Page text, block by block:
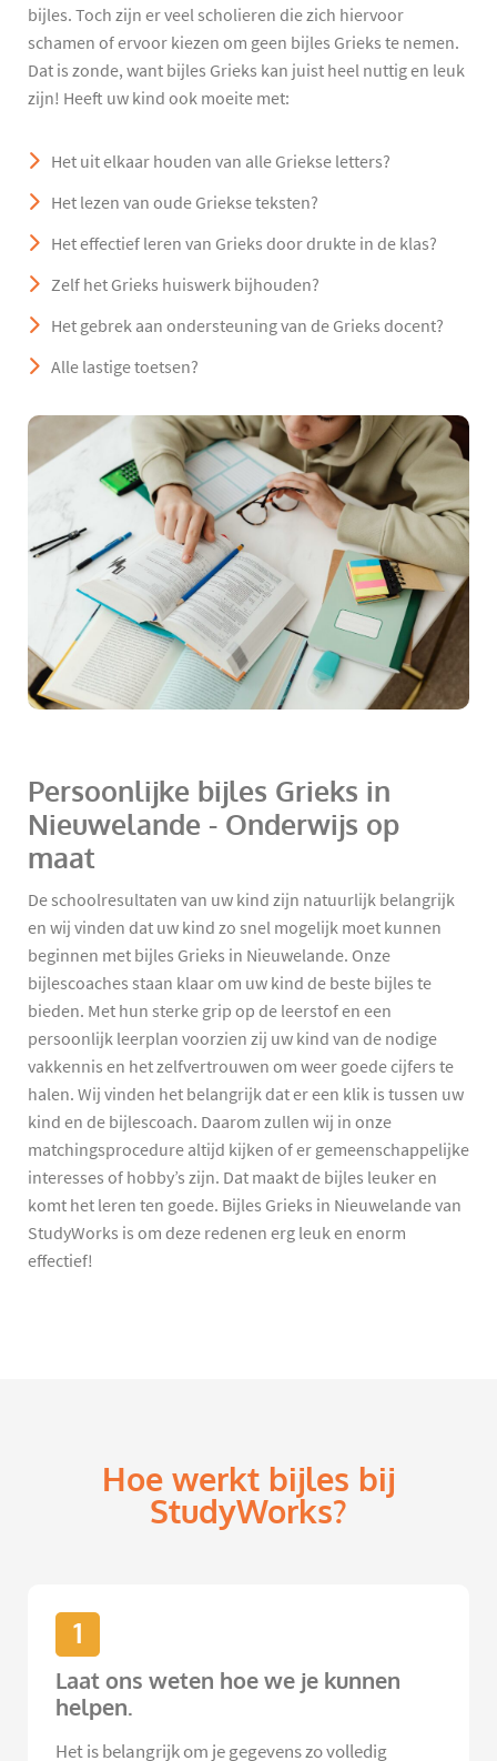
bijles. Toch zijn er veel scholieren die zich hiervoor
schamen of ervoor kiezen om geen bijles Grieks te nemen.
Dat is zonde, want bijles Grieks kan juist heel nuttig en leuk
zijn! Heeft uw kind ook moeite met:
Het uit elkaar houden van alle Griekse letters?
Het lezen van oude Griekse teksten?
Het effectief leren van Grieks door drukte in de klas?
Zelf het Grieks huiswerk bijhouden?
Het gebrek aan ondersteuning van de Grieks docent?
Alle lastige toetsen?
Persoonlijke bijles Grieks in
Nieuwelande - Onderwijs op
maat
De schoolresultaten van uw kind zijn natuurlijk belangrijk
en wij vinden dat uw kind zo snel mogelijk moet kunnen
beginnen met bijles Grieks in Nieuwelande. Onze
bijlescoaches staan klaar om uw kind de beste bijles te
bieden. Met hun sterke grip op de leerstof en een
persoonlijk leerplan voorzien zij uw kind van de nodige
vakkennis en het zelfvertrouwen om weer goede cijfers te
halen. Wij vinden het belangrijk dat er een klik is tussen uw
kind en de bijlescoach. Daarom zullen wij in onze
matchingsprocedure altijd kijken of er gemeenschappelijke
interesses of hobby’s zijn. Dat maakt de bijles leuker en
komt het leren ten goede. Bijles Grieks in Nieuwelande van
StudyWorks is om deze redenen erg leuk en enorm
effectief!
Hoe werkt bijles bij
StudyWorks?
1
Laat ons weten hoe we je kunnen
helpen.
Het is belangrijk om je gegevens zo volledig